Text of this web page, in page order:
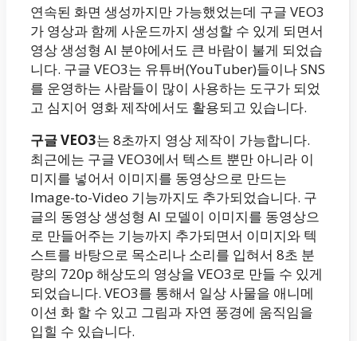
연속된 화면 생성까지만 가능했었는데 구글 VEO3
가 영상과 함께 사운드까지 생성할 수 있게 되면서
영상 생성형 AI 분야에서도 큰 바람이 불게 되었습
니다. 구글 VEO3는 유튜버(YouTuber)들이나 SNS
를 운영하는 사람들이 많이 사용하는 도구가 되었
고 심지어 영화 제작에서도 활용되고 있습니다.
구글 VEO3는 8초까지 영상 제작이 가능합니다.
최근에는 구글 VEO3에서 텍스트 뿐만 아니라 이
미지를 넣어서 이미지를 동영상으로 만드는
Image-to-Video 기능까지도 추가되었습니다. 구
글의 동영상 생성형 AI 모델이 이미지를 동영상으
로 만들어주는 기능까지 추가되면서 이미지와 텍
스트를 바탕으로 목소리나 소리를 입혀서 8초 분
량의 720p 해상도의 영상을 VEO3로 만들 수 있게
되었습니다. VEO3를 통해서 일상 사물을 애니메
이션 화 할 수 있고 그림과 자연 풍경에 움직임을
입힐 수 있습니다.